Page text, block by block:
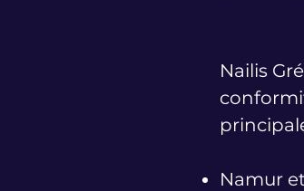
Nailis
Namur